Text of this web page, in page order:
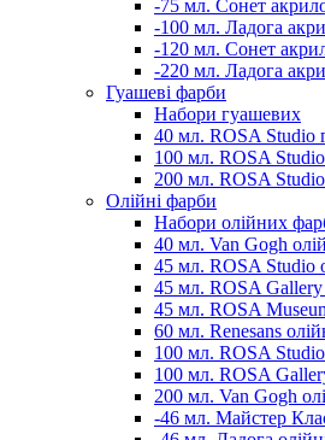
-75 мл. Сонет
-100 мл. Ладога
-120 мл. Сонет
-220 мл. Ладога
Гуашеві фарби
Набори гуашевих
40 мл. ROSA Studio
100 мл. ROSA
200 мл. ROSA
Олійні фарби
Набори олійних
40 мл. Van Gogh
45 мл. ROSA Studio
45 мл. ROSA Gallery
45 мл. ROSA
60 мл. Renesans
100 мл. ROSA Studio
100 мл. ROSA
200 мл. Van Gogh
-46 мл. Майстер